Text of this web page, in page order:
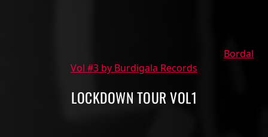
Bordal
Vol #3 by Burdigala Records
LOCKDOWN TOUR VOL1